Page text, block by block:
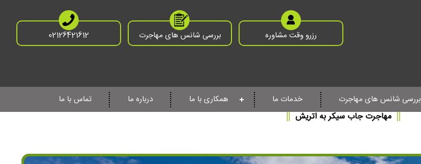
رزرو وقت مشاوره بررسی شانس های مهاجرت 02126421612
بررسی شانس های مهاجرت خدمات ما همکاری با ما درباره ما تماس با ما
||مهاجرت جاب سیکر به اتریش||